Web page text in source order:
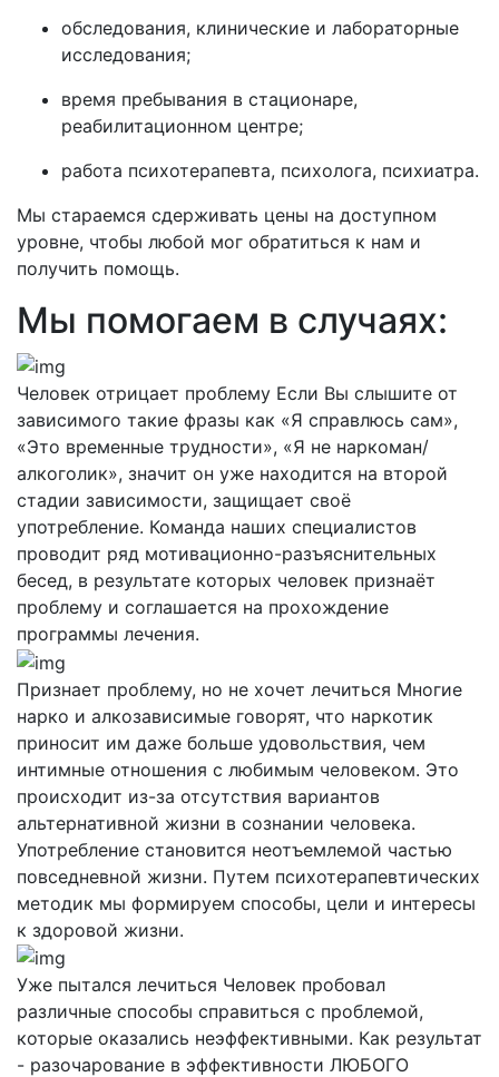
обследования, клинические и лабораторные
исследования;
время пребывания в стационаре,
реабилитационном центре;
работа психотерапевта, психолога, психиатра.
Мы стараемся сдерживать цены на доступном
уровне, чтобы любой мог обратиться к нам и
получить помощь.
Мы помогаем в случаях:
Человек отрицает проблему Если Вы слышите от
зависимого такие фразы как «Я справлюсь сам»,
«Это временные трудности», «Я не наркоман/
алкоголик», значит он уже находится на второй
стадии зависимости, защищает своё
употребление. Команда наших специалистов
проводит ряд мотивационно-разъяснительных
бесед, в результате которых человек признаёт
проблему и соглашается на прохождение
программы лечения.
Признает проблему, но не хочет лечиться Многие
нарко и алкозависимые говорят, что наркотик
приносит им даже больше удовольствия, чем
интимные отношения с любимым человеком. Это
происходит из-за отсутствия вариантов
альтернативной жизни в сознании человека.
Употребление становится неотъемлемой частью
повседневной жизни. Путем психотерапевтических
методик мы формируем способы, цели и интересы
к здоровой жизни.
Уже пытался лечиться Человек пробовал
различные способы справиться с проблемой,
которые оказались неэффективными. Как результат
- разочарование в эффективности ЛЮБОГО